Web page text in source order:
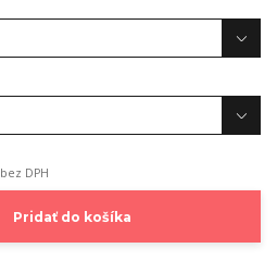
bez DPH
Pridať do košíka